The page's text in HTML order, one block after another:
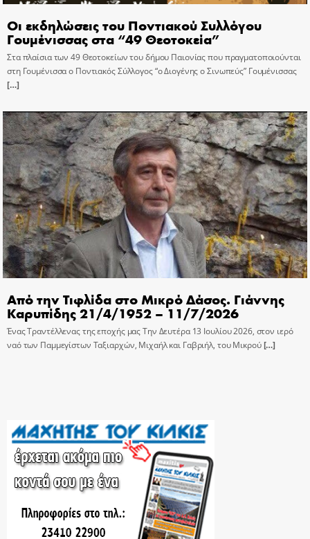
Οι εκδηλώσεις του Ποντιακού Συλλόγου
Γουμένισσας στα “49 Θεοτοκεία”
Στα πλαίσια των 49 Θεοτοκείων του δήμου Παιονίας που πραγματοποιούνται
στη Γουμένισσα ο Ποντιακός Σύλλογος “ο Διογένης ο Σινωπεύς” Γουμένισσας
[…]
Από την Τιφλίδα στο Μικρό Δάσος. Γιάννης
Καρυπίδης 21/4/1952 – 11/7/2026
Ένας Τραντέλλενας της εποχής μας Την Δευτέρα 13 Ιουλίου 2026, στον ιερό
ναό των Παμμεγίστων Ταξιαρχών, Μιχαήλ και Γαβριήλ, του Μικρού[…]